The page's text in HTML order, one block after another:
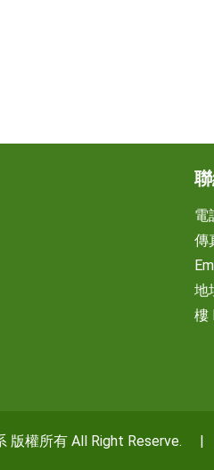
電
傳
地
樓
版權所有 All Right Reserve. |